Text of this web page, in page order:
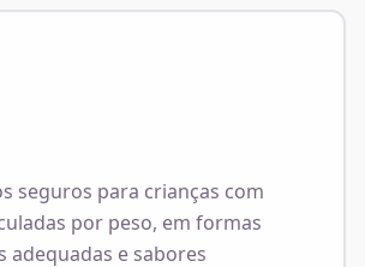
seguros para crianças com
por peso, em formas
adequadas e sabores